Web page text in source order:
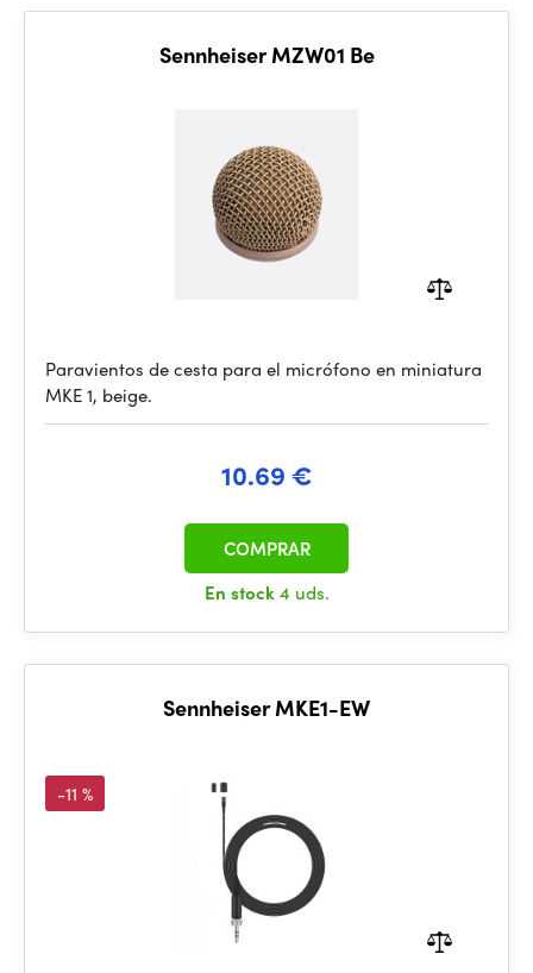
Sennheiser MZW01 Be
Paravientos de cesta para el micrófono en miniatura
MKE 1, beige.
10.69 €
En stock4 uds.
COMPRAR
Sennheiser MKE1-EW
-11 %